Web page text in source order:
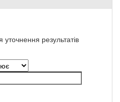
результатів